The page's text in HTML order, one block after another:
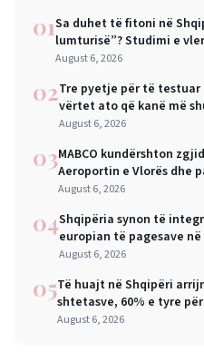
01Sa duhet të fitoni në
lumturisë”? Studimi e
August 6, 2026
02Tre pyetje për të
vërtet ato që kanë më
August 6, 2026
03MABCO kundërshton
Aeroportin e Vlorës dhe
ndërkombëtar
August 6, 2026
04Shqipëria synon të
europian të pagesave
mëdha për qytetarët dhe
August 6, 2026
05Të huajt në Shqipëri
shtetasve, 60% e tyre
August 6, 2026